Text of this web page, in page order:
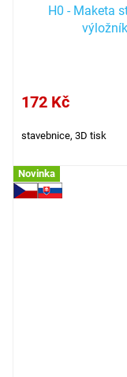
H0 - Maketa
172 Kč
stavebnice, 3D tisk
Novinka